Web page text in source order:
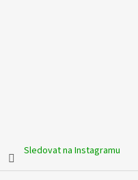
Sledovat na Instagramu